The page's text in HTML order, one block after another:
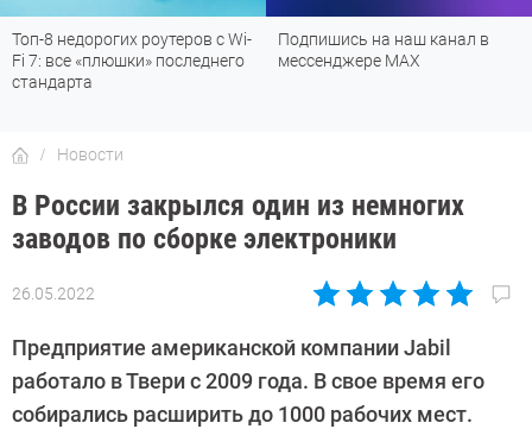
Топ-8 недорогих роутеров с Wi-
Fi 7: все «плюшки» последнего
стандарта
Подпишись на наш канал в
мессенджере МАХ
Новости
В России закрылся один из немногих
заводов по сборке электроники
26.05.2022
Автор:
Кошик
Предприятие американской компании Jabil
работало в Твери с 2009 года. В свое время его
собирались расширить до 1000 рабочих мест.